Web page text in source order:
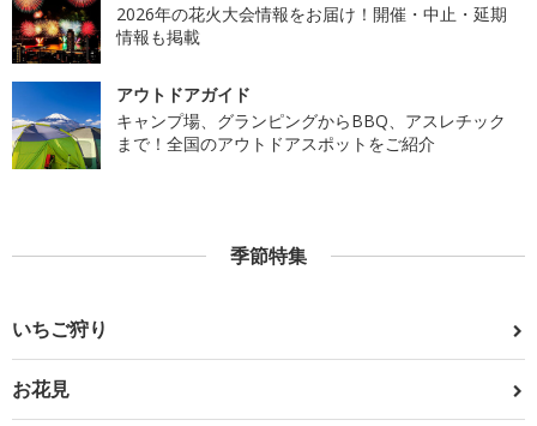
2026年の花火大会情報をお届け！開催・中止・延期
情報も掲載
アウトドアガイド
キャンプ場、グランピングからBBQ、アスレチック
まで！全国のアウトドアスポットをご紹介
季節特集
いちご狩り
お花見